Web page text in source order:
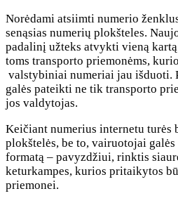
Norėdami atsiimti numerio
senąsias numerių plokšteles.
padalinį užteks atvykti vieną
toms transporto priemonėms,
valstybiniai numeriai jau išduoti.
galės pateikti ne tik transporto
jos valdytojas.
Keičiant numerius internetu turės
plokštelės, be to, vairuotojai
formatą – pavyzdžiui, rinktis
keturkampes, kurios pritaikytos
priemonei.